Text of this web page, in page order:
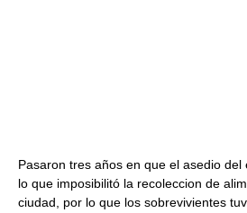
Pasaron tres años en que el asedio
lo que imposibilitó la recoleccion de
ciudad, por lo que los sobrevivientes